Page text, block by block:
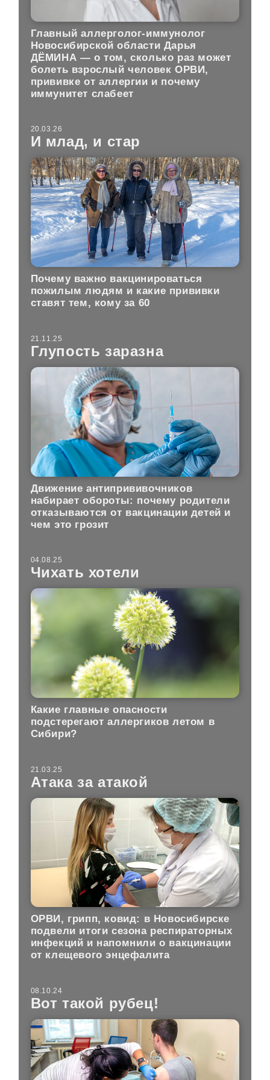
Главный аллерголог-иммунолог
Новосибирской области Дарья
ДЁМИНА — о том, сколько раз может
болеть взрослый человек ОРВИ,
прививке от аллергии и почему
иммунитет слабеет
20.03.26
И млад, и стар
Почему важно вакцинироваться
пожилым людям и какие прививки
ставят тем, кому за 60
21.11.25
Глупость заразна
Движение антипрививочников
набирает обороты: почему родители
отказываются от вакцинации детей и
чем это грозит
04.08.25
Чихать хотели
Какие главные опасности
подстерегают аллергиков летом в
Сибири?
21.03.25
Атака за атакой
ОРВИ, грипп, ковид: в Новосибирске
подвели итоги сезона респираторных
инфекций и напомнили о вакцинации
от клещевого энцефалита
08.10.24
Вот такой рубец!